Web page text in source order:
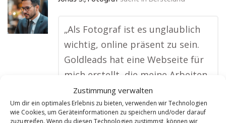
Zustimmung verwalten
Um dir ein optimales Erlebnis zu bieten, verwenden wir Technologien
wie Cookies, um Geräteinformationen zu speichern und/oder darauf
zuzugreifen. Wenn du diesen Technologien zustimmst, können wir
„Als Fotograf ist es unglaublich
wichtig, online präsent zu sein.
Goldleads hat eine Webseite für
mich erstellt, die meine Arbeiten
perfekt in Szene setzt. Das Beste
ist, dass die Seite so optimiert
ist, dass sie bei Google top rankt.